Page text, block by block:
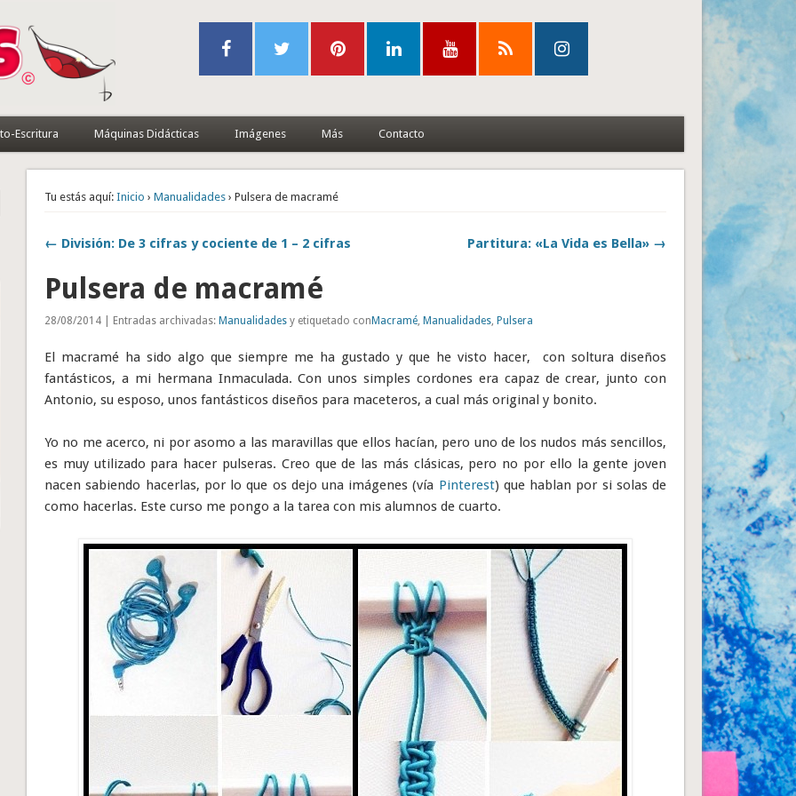
Escritura Máquinas Didácticas Imágenes Más Contacto
Tu estás aquí: Inicio ›Manualidades › Pulsera de macramé
← División: De 3 cifras y cociente de 1 – 2 cifras Partitura: «La Vida es Bella» →
Pulsera de macramé
28/08/2014 | Entradas archivadas:Manualidades y etiquetado conMacramé,Manualidades,Pulsera
El macramé ha sido algo que siempre me ha gustado y que he visto hacer, con soltura diseños
fantásticos, a mi hermana Inmaculada. Con unos simples cordones era capaz de crear, junto con
Antonio, su esposo, unos fantásticos diseños para maceteros, a cual más original y bonito.
Yo no me acerco, ni por asomo a las maravillas que ellos hacían, pero uno de los nudos más sencillos,
es muy utilizado para hacer pulseras. Creo que de las más clásicas, pero no por ello la gente joven
nacen sabiendo hacerlas, por lo que os dejo una imágenes (vía Pinterest) que hablan por si solas de
como hacerlas. Este curso me pongo a la tarea con mis alumnos de cuarto.